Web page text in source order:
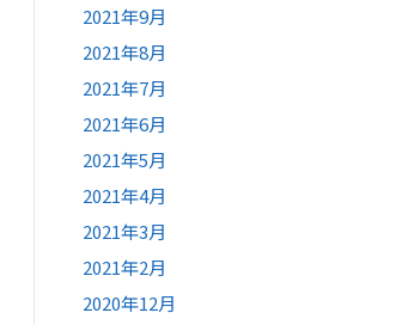
2021年9月
2021年8月
2021年7月
2021年6月
2021年5月
2021年4月
2021年3月
2021年2月
2020年12月